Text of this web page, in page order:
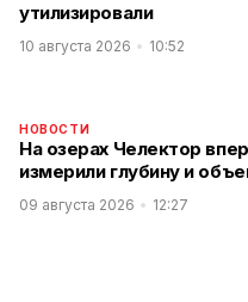
утилизировали
10 августа 2026 10:52
НОВОСТИ
На озерах Челектор
измерили глубину и
09 августа 2026 12:27